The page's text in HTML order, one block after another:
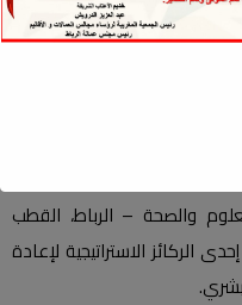
يقترح المستشفى الجامعي
مندمجة وشخصية، تضمن
والصحة – الرباط، القطب
الركائز الاستراتيجية لإعادة